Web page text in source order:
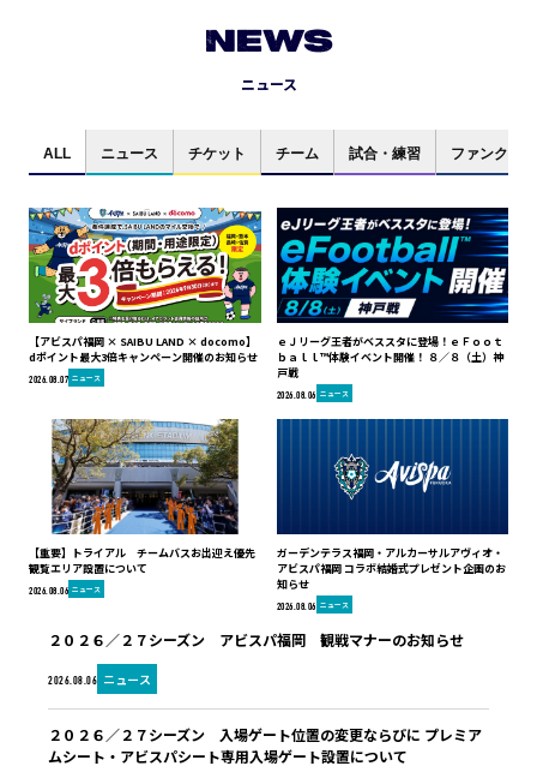
NEWS
ニュース
ALL ニュース チケット チーム 試合・練習 ファンクラブ
【アビスパ福岡 × SAIBU LAND × docomo】
dポイント最大3倍キャンペーン開催のお知らせ
2026.08.07 ニュース
ｅＪリーグ王者がベススタに登場！ｅＦｏｏｔ
ｂａｌｌ™体験イベント開催！ ８／８（土）神
戸戦
2026.08.06 ニュース
【重要】トライアル チームバスお出迎え優先
観覧エリア設置について
2026.08.06 ニュース
ガーデンテラス福岡・アルカーサルアヴィオ・
アビスパ福岡 コラボ結婚式プレゼント企画のお
知らせ
2026.08.06 ニュース
2026.08.06 ニュース
２０２６／２７シーズン アビスパ福岡 観戦マナーのお知らせ
２０２６／２７シーズン 入場ゲート位置の変更ならびに プレミア
ムシート・アビスパシート専用入場ゲート設置について